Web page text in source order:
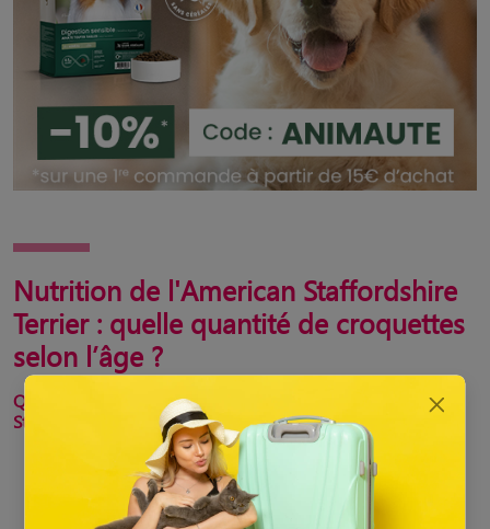
Nutrition de l'American Staffordshire
Terrier : quelle quantité de croquettes
selon l’âge ?
Quelle quantité de croquettes pour un chiot American
Staffordshire Terrier ?
De 2 à 3 mois : 150g en 3 portions
De 4 à 5 mois : 225g en 3 portions
De 6 à 8 mois : 295g en 3 portions
De 9 à 11 mois : 350g en 3 portions